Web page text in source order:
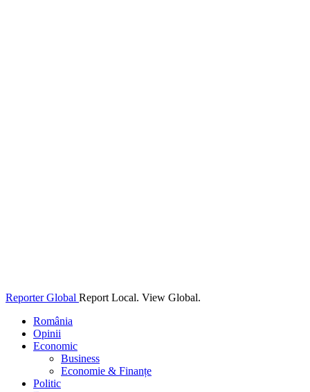
Reporter Global Report Local. View Global.
România
Opinii
Economic
Business
Economie & Finanțe
Politic